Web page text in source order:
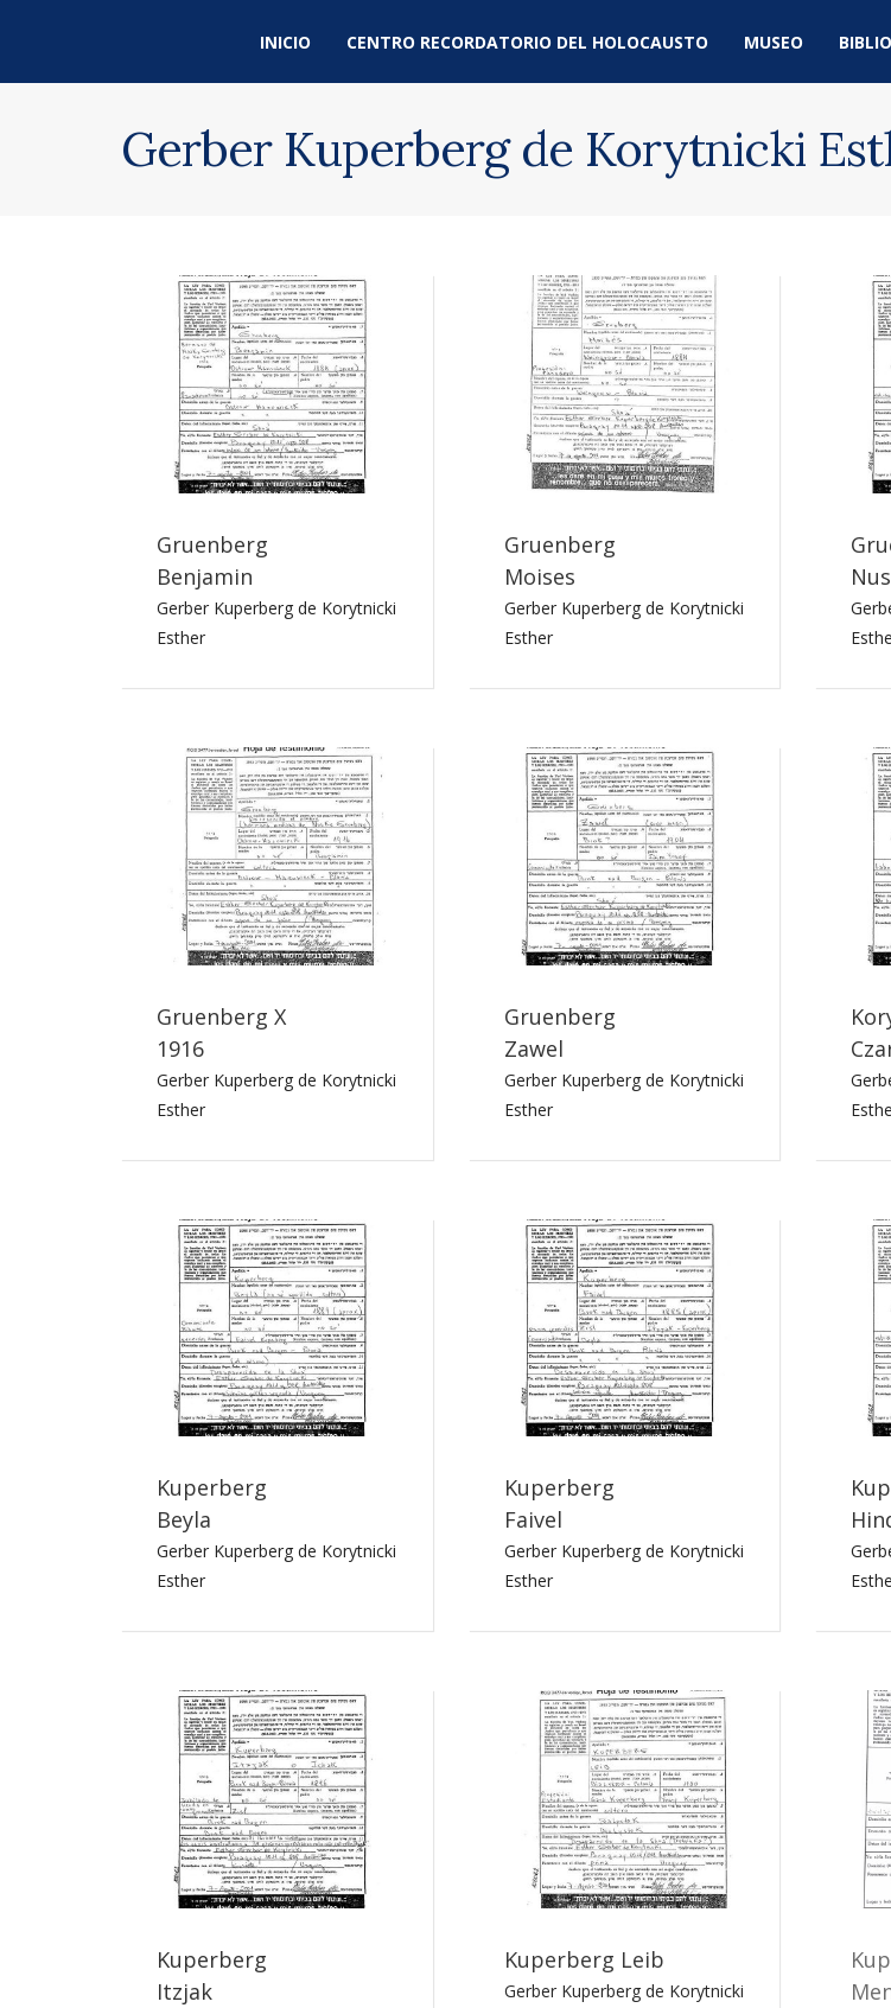
INICIO CENTRO RECORDATORIO DEL HOLOCAUSTO MUSEO
Gerber Kuperberg de Korytnicki
Gruenberg
Benjamin
Gerber Kuperberg de Korytnicki
Esther
Gruenberg
Moises
Gerber Kuperberg de Korytnicki
Esther
Gruenberg X
1916
Gerber Kuperberg de Korytnicki
Esther
Gruenberg
Zawel
Gerber Kuperberg de Korytnicki
Esther
Kuperberg
Beyla
Gerber Kuperberg de Korytnicki
Esther
Kuperberg
Faivel
Gerber Kuperberg de Korytnicki
Esther
Kuperberg
Itzjak
Kuperberg Leib
Gerber Kuperberg de Korytnicki